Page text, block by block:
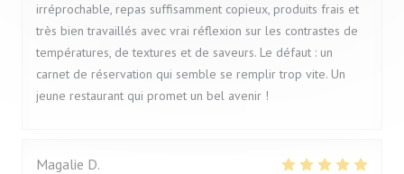
irréprochable, repas suffisamment copieux, produits frais et
très bien travaillés avec vrai réflexion sur les contrastes de
températures, de textures et de saveurs. Le défaut : un
carnet de réservation qui semble se remplir trop vite. Un
jeune restaurant qui promet un bel avenir !
Magalie D